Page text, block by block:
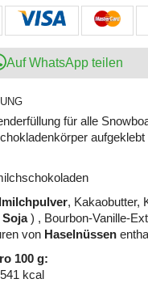
Auf WhatsApp teilen
für alle
, Kakaobutter,
Soja) , Bourbon-Vanille-
von Haselnüssen
100 g:
kcal